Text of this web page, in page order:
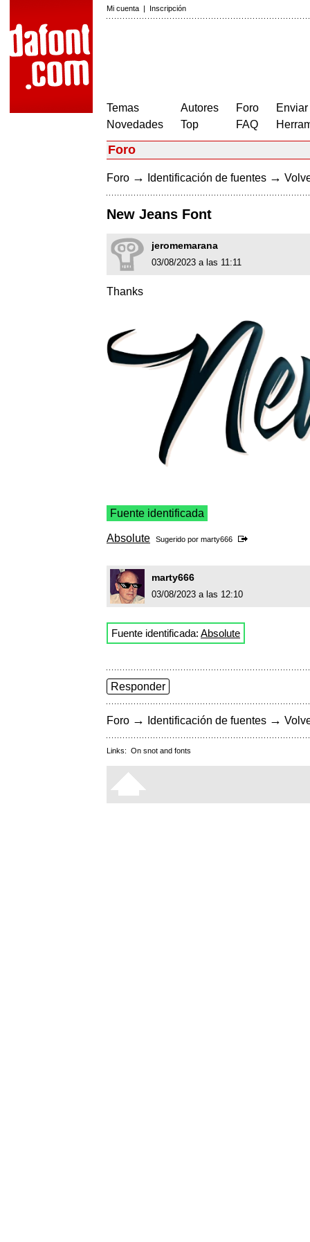
Mi cuenta | Inscripción
Temas
Novedades
Autores
Top
Foro
FAQ
Foro
Foro → Identificación de fuentes →
New Jeans Font
jeromemarana
03/08/2023 a las 11:11
Thanks
Fuente identificada
Absolute Sugerido por marty666
marty666
03/08/2023 a las 12:10
Fuente identificada: Absolute
Responder
Foro → Identificación de fuentes →
Links: On snot and fonts